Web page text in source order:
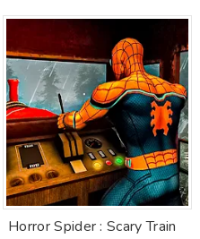
Horror Spider : Scary Train